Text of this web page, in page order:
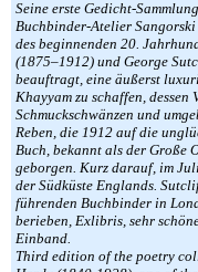
Seine erste Gedicht-
Buchbinder-Atelier
des beginnenden 20.
(1875–1912) und George
beauftragt, eine äußerst
Khayyam zu schaffen,
Schmuckschwänzen und
Reben, die 1912 auf die
Buch, bekannt als der Große
geborgen. Kurz darauf, im
der Südküste Englands.
führenden Buchbinder in
berieben, Exlibris, sehr
Einband.
Third edition of the poetry